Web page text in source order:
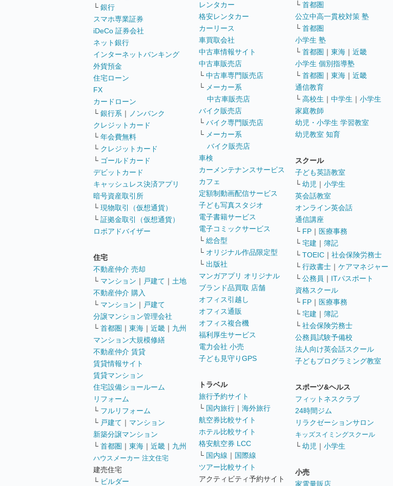
└ 銀行
スマホ専業証券
iDeCo 証券会社
ネット銀行
インターネットバンキング
外貨預金
住宅ローン
FX
カードローン
└ 銀行系 ｜
ノンバンク
クレジットカード
└ 年会費無料
└ クレジットカード
└ ゴールドカード
デビットカード
キャッシュレス決済アプリ
暗号資産取引所
└ 現物取引（仮想通貨）
└ 証拠金取引（仮想通貨）
ロボアドバイザー
住宅
不動産仲介 売却
└ マンション ｜ 戸建て ｜ 土地
不動産仲介 購入
└ マンション ｜ 戸建て
分譲マンション管理会社
└ 首都圏 ｜ 東海 ｜ 近畿 ｜ 九州
マンション大規模修繕
不動産仲介 賃貸
賃貸情報サイト
賃貸マンション
住宅設備ショールーム
リフォーム
└ フルリフォーム
└ 戸建て ｜ マンション
新築分譲マンション
└ 首都圏 ｜ 東海 ｜ 近畿 ｜ 九州
ハウスメーカー 注文住宅
建売住宅
└ ビルダー
レンタカー
格安レンタカー
カーリース
車買取会社
中古車情報サイト
中古車販売店
└ 中古車専門販売店
└ メーカー系
中古車販売店
バイク販売店
└ バイク専門販売店
└ メーカー系
バイク販売店
車検
カーメンテナンスサービス
カフェ
定額制動画配信サービス
子ども写真スタジオ
電子書籍サービス
電子コミックサービス
└ 総合型
└ オリジナル作品限定型
└ 出版社
マンガアプリ オリジナル
ブランド品買取 店舗
オフィス引越し
オフィス通販
オフィス複合機
福利厚生サービス
電力会社 小売
子ども見守りGPS
トラベル
旅行予約サイト
└ 国内旅行 ｜ 海外旅行
航空券比較サイト
ホテル比較サイト
格安航空券 LCC
└ 国内線 ｜ 国際線
ツアー比較サイト
アクティビティ予約サイト
└ 首都圏
公立中高一貫校対策 塾
└ 首都圏
小学生 塾
└ 首都圏 ｜ 東海 ｜ 近畿
小学生 個別指導塾
└ 首都圏 ｜ 東海 ｜ 近畿
通信教育
└ 高校生 ｜ 中学生 ｜ 小学生
家庭教師
幼児・小学生 学習教室
幼児教室 知育
スクール
子ども英語教室
└ 幼児 ｜ 小学生
英会話教室
オンライン英会話
通信講座
└ FP ｜ 医療事務
└ 宅建 ｜ 簿記
└ TOEIC ｜ 社会保険労務士
└ 行政書士 ｜ ケアマネジャー
└ 公務員 ｜ ITパスポート
資格スクール
└ FP ｜ 医療事務
└ 宅建 ｜ 簿記
└ 社会保険労務士
公務員試験予備校
法人向け英会話スクール
子どもプログラミング教室
スポーツ&ヘルス
フィットネスクラブ
24時間ジム
リラクゼーションサロン
キッズスイミングスクール
└ 幼児 ｜ 小学生
小売
家電量販店